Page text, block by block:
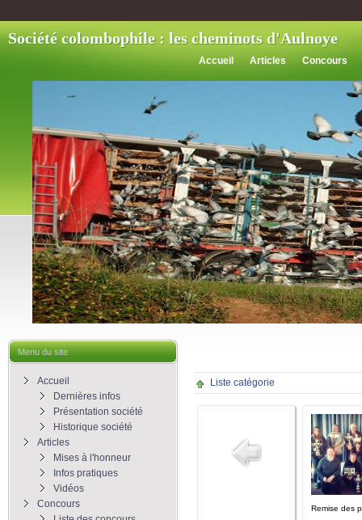
Société colombophile : les cheminots d'Aulnoye
Accueil Articles Concours
Menu du site
Accueil
Dernières infos
Présentation société
Historique société
Articles
Mises à l'honneur
Infos pratiques
Vidéos
Concours
Liste catégorie
Remise des